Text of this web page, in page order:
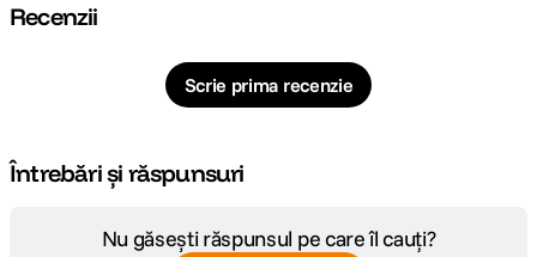
DOLLY SI ROTI TREPIED
Dolly si roti Dolly
Recenzii
Scrie prima recenzie
Întrebări și răspunsuri
Nu găsești răspunsul pe care îl cauți?